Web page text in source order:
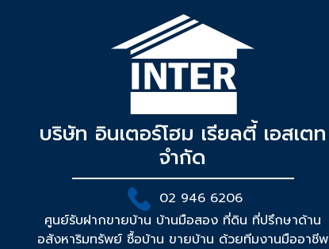
บริษัท อินเตอร์โฮม เรียลตี้ เอสเตท
จำกัด
02 946 6206
ศูนย์รับฝากขายบ้าน บ้านมือสอง ที่ดิน ที่ปรึกษาด้าน
อสังหาริมทรัพย์ ซื้อบ้าน ขายบ้าน ด้วยทีมงานมืออาชีพ